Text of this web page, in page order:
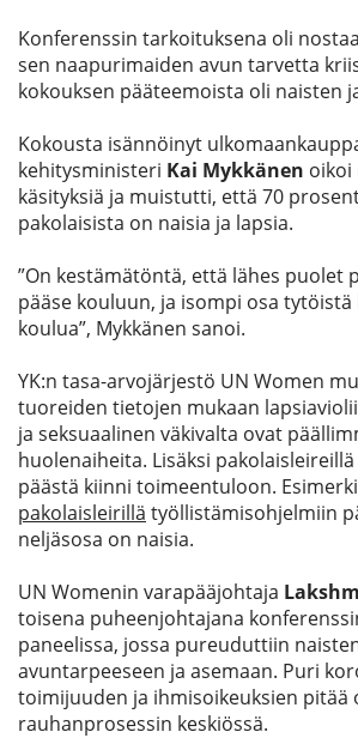
Konferenssin tarkoituksena oli
sen naapurimaiden avun tarvetta
kokouksen pääteemoista oli naisten
Kokousta isännöinyt
kehitysministeri Kai Mykkänen oikoi
käsityksiä ja muistutti, että 70
pakolaisista on naisia ja lapsia.
”On kestämätöntä, että lähes puolet
pääse kouluun, ja isompi osa
koulua”, Mykkänen sanoi.
YK:n tasa-arvojärjestö UN Women
tuoreiden tietojen mukaan
ja seksuaalinen väkivalta ovat
huolenaiheita. Lisäksi
päästä kiinni toimeentuloon.
pakolaisleirillä työllistämisohjelmiin
neljäsosa on naisia.
UN Womenin varapääjohtaja
toisena puheenjohtajana
paneelissa, jossa pureuduttiin
avuntarpeeseen ja asemaan. Puri
toimijuuden ja ihmisoikeuksien pitää
rauhanprosessin keskiössä.